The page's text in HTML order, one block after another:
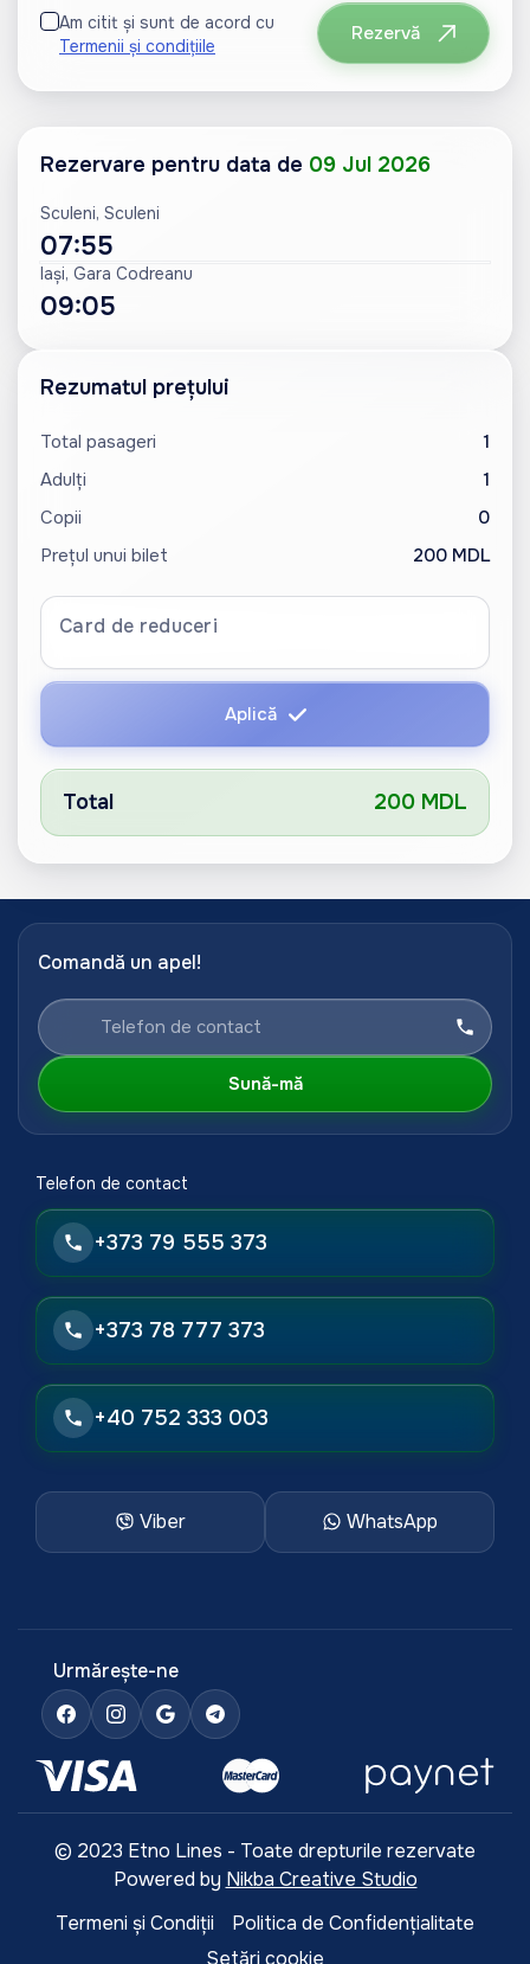
Am citit și sunt de acord cu
Termenii și condițiile
Rezervă
Rezervare pentru data de 09 Jul 2026
Sculeni, Sculeni
07:55
Iași, Gara Codreanu
09:05
Rezumatul prețului
Total pasageri
1
Adulți
1
Copii
0
Prețul unui bilet
200 MDL
Card de reduceri
Aplică
Total 200 MDL
Telefon de contact
+373 79 555 373
+373 78 777 373
+40 752 333 003
Urmărește-ne
Comandă un apel!
Sună-mă
Viber WhatsApp
© 2023 Etno Lines - Toate drepturile rezervate
Powered by Nikba Creative Studio
Termeni și Condiții
Politica de Confidențialitate
Setări cookie